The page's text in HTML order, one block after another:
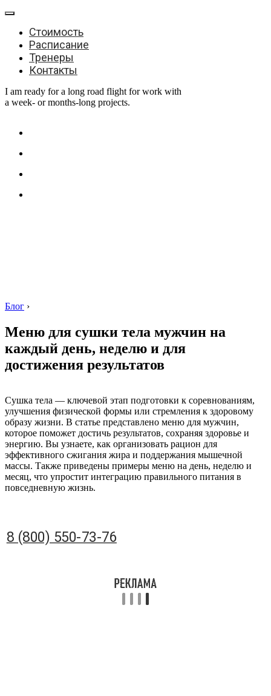
Стоимость
Расписание
Тренеры
Контакты
I am ready for a long road flight for work with
a week- or months-long projects.
Блог ›
Меню для сушки тела мужчин на
каждый день, неделю и для
достижения результатов
Сушка тела — ключевой этап подготовки к соревнованиям,
улучшения физической формы или стремления к здоровому
образу жизни. В статье представлено меню для мужчин,
которое поможет достичь результатов, сохраняя здоровье и
энергию. Вы узнаете, как организовать рацион для
эффективного сжигания жира и поддержания мышечной
массы. Также приведены примеры меню на день, неделю и
месяц, что упростит интеграцию правильного питания в
повседневную жизнь.